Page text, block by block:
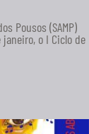
Pousos (SAMP)
janeiro, o I Ciclo de